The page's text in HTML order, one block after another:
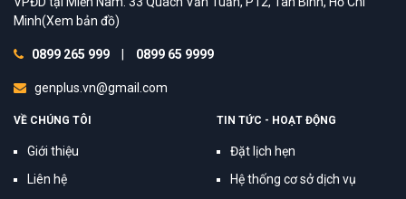
Minh(Xem bản đồ)
0899 265 999 0899 65 9999
genplus.vn@gmail.com
VỀ CHÚNG TÔI
Giới thiệu
Liên hệ
TIN TỨC - HOẠT ĐỘNG
Đặt lịch hẹn
Hệ thống cơ sở dịch vụ